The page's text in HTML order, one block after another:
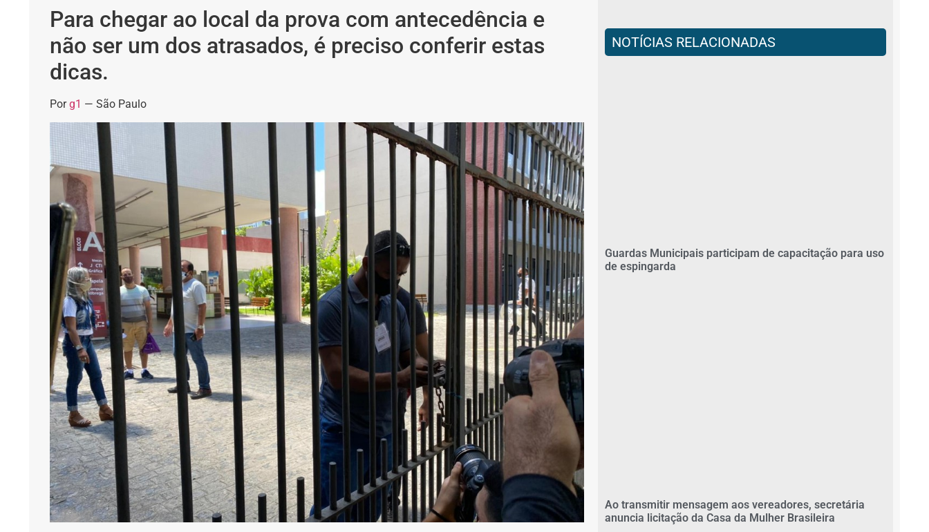
Para chegar ao local da prova com antecedência e
não ser um dos atrasados, é preciso conferir estas
dicas.
Porg1 — São Paulo
NOTÍCIAS RELACIONADAS
Guardas Municipais participam de capacitação para uso
de espingarda
Ao transmitir mensagem aos vereadores, secretária
anuncia licitação da Casa da Mulher Brasileira